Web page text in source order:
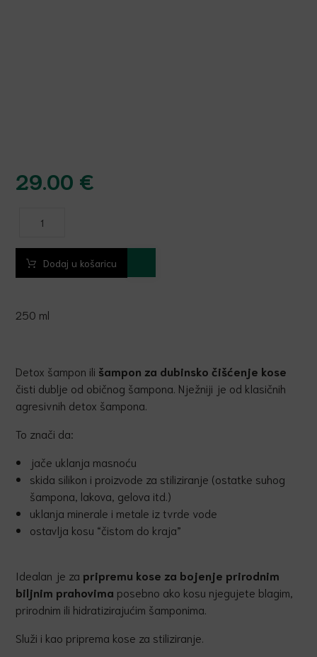
29.00 €
250 ml
Detox šampon ili šampon za dubinskočišćenje kose
čisti dublje od običnog šampona. Nježniji je od klasičnih
agresivnih detox šampona.
To znači da:
jače uklanja masnoću
skida silikon i proizvode za stiliziranje (ostatke suhog
šampona, lakova, gelova itd.)
uklanja minerale i metale iz tvrde vode
ostavlja kosu “čistom do kraja”
Idealan je za pripremu kose za bojenje prirodnim
biljnim prahovima posebno ako kosu njegujete blagim,
prirodnim ili hidratizirajućim šamponima.
Služi i kao priprema kose za stiliziranje.
Dodaj u košaricu